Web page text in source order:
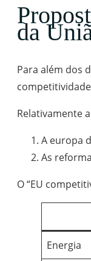
da
Para além dos
Relativamente
A europa
As
O “EU
Energia